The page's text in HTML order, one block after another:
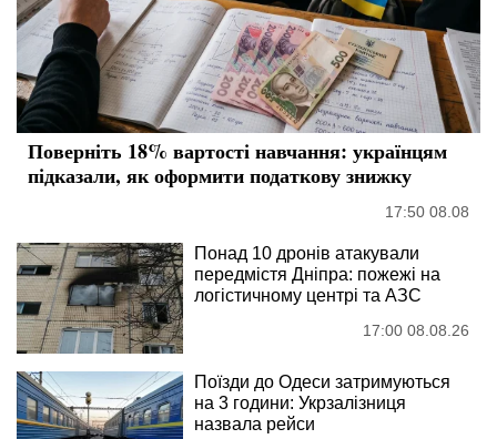
Поверніть 18% вартості навчання: українцям
підказали, як оформити податкову знижку
17:50 08.08
Понад 10 дронів атакували
передмістя Дніпра: пожежі на
логістичному центрі та АЗС
17:00 08.08.26
Поїзди до Одеси затримуються
на 3 години: Укрзалізниця
назвала рейси